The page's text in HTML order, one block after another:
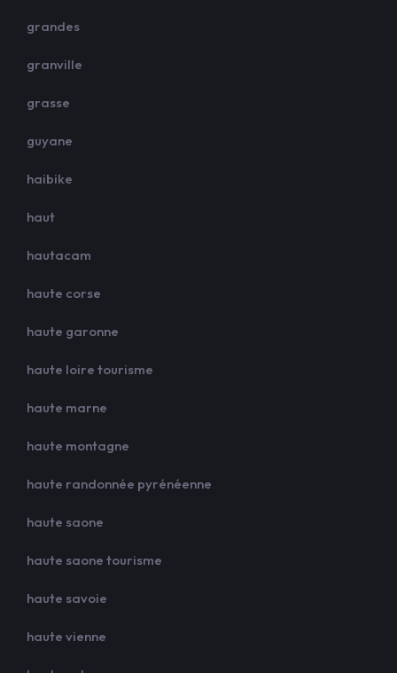
grandes
granville
grasse
guyane
haibike
haut
hautacam
haute corse
haute garonne
haute loire tourisme
haute marne
haute montagne
haute randonnée pyrénéenne
haute saone
haute saone tourisme
haute savoie
haute vienne